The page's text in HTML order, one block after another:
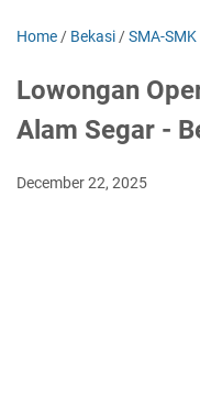
Home / Bekasi /SMA-SMK
Lowongan
Alam Segar -
December 22, 2025